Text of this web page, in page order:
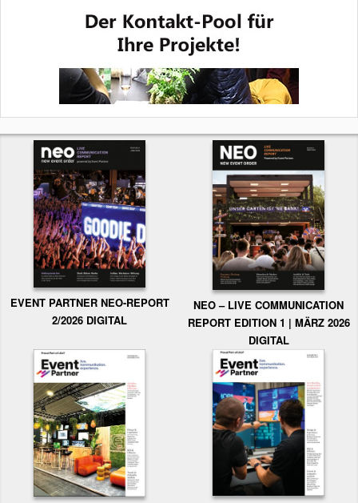
EVENT PARTNER NEO-REPORT
2/2026 DIGITAL
NEO – LIVE COMMUNICATION
REPORT EDITION 1 | MÄRZ 2026
DIGITAL